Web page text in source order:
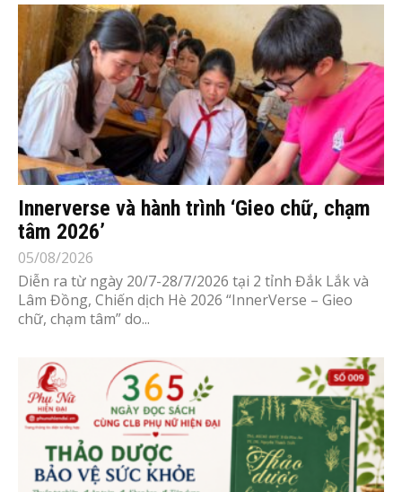
Innerverse và hành trình ‘Gieo chữ, chạm
tâm 2026’
05/08/2026
Diễn ra từ ngày 20/7-28/7/2026 tại 2 tỉnh Đắk Lắk và
Lâm Đồng, Chiến dịch Hè 2026 “InnerVerse – Gieo
chữ, chạm tâm” do...